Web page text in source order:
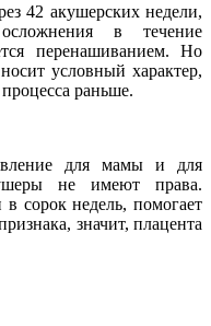
42 акушерских недели,
в течение
перенашиванием. Но
условный характер,
раньше.
для мамы и для
не имеют права.
в сорок недель, помогает
значит, плацента